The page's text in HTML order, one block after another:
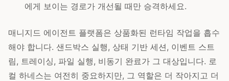
에게 보이는 경로가 개선될 때만 승격하세요.
매니지드 에이전트 플랫폼은 상품화된 런타임 작업을 흡수
해야 합니다. 샌드박스 실행, 상태 기반 세션, 이벤트 스트
림, 트레이싱, 파일 실행, 비동기 완료가 그 대상입니다. 로
컬 하네스는 여전히 중요하지만, 그 역할은 더 작아지고 더